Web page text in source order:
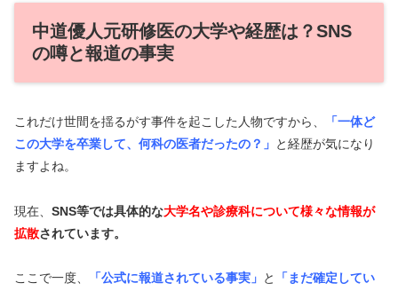
中道優人元研修医の大学や経歴は？SNS
の噂と報道の事実
これだけ世間を揺るがす事件を起こした人物ですから、
「一体ど
この大学を卒業して、何科の医者だったの？」 と経歴が気になり
ますよね。
現在、 SNS等では具体的な大学名や診療科について様々な情報が
拡散されています。
ここで一度、 「公式に報道されている事実」 と
「まだ確定してい